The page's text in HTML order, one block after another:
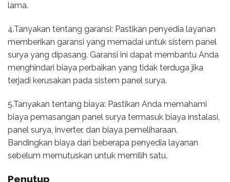
lama.
4.Tanyakan tentang garansi: Pastikan penyedia layanan
memberikan garansi yang memadai untuk sistem panel
surya yang dipasang. Garansi ini dapat membantu Anda
menghindari biaya perbaikan yang tidak terduga jika
terjadi kerusakan pada sistem panel surya.
5.Tanyakan tentang biaya: Pastikan Anda memahami
biaya pemasangan panel surya termasuk biaya instalasi,
panel surya, inverter, dan biaya pemeliharaan.
Bandingkan biaya dari beberapa penyedia layanan
sebelum memutuskan untuk memilih satu.
Penutup